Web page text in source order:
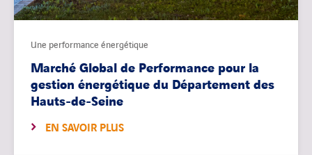
Une performance énergétique
Marché Global de Performance pour la
gestion énergétique du Département des
Hauts-de-Seine
EN SAVOIR PLUS